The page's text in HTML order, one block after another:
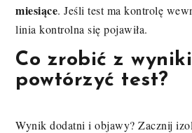
miesiące. Jeśli test ma kontrolę
linia kontrolna się pojawiła.
Co zrobić z
powtórzyć test?
Wynik dodatni i objawy? Zacznij